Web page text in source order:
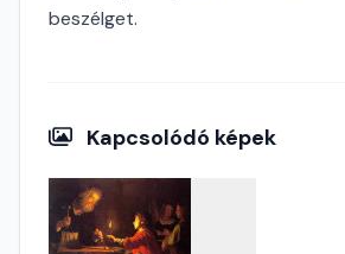
beszélget.
Kapcsolódó képek